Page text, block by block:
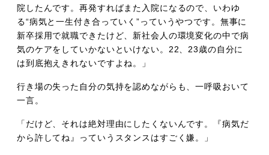
院したんです。再発すればまた入院になるので、いわゆ
る“病気と一生付き合っていく”っていうやつです。無事に
新卒採用で就職できたけど、新社会人の環境変化の中で病
気のケアをしていかないといけない。22、23歳の自分に
は到底抱えきれないですよね。」
行き場の失った自分の気持を認めながらも、一呼吸おいて
一言。
「だけど、それは絶対理由にしたくないんです。『病気だ
から許してね』っていうスタンスはすごく嫌。」